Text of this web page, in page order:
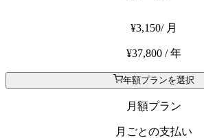
¥3,150/ 月
¥37,800 / 年
年額プランを選択
月額プラン
月ごとの支払い